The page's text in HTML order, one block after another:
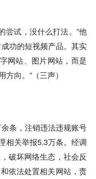
尝试，没什么打法。”他
功的短视频产品。其实
网站、图片网站，而是
向。”（三声）
条，注销违法违规账号
相关举报5.3万条。经调
破坏网络生态，社会反
依法处置相关网站，责